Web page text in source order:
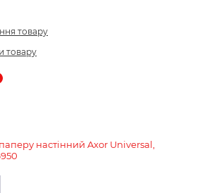
товару
товару
настінний Axor Universal,